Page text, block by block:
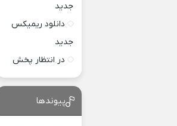
جدید
دانلود ریمیکس
جدید
در انتظار پخش
پیوندها